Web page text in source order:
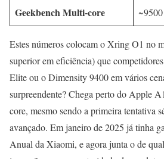
Geekbench Multi-core
Estes números colocam o Xring O1 no
superior em eficiência) que
Elite ou o Dimensity 9400 em vários
surpreendente? Chega perto do Apple
core, mesmo sendo a primeira tentativa
avançado. Em janeiro de 2025 já tinha
Anual da Xiaomi, e agora junta o de